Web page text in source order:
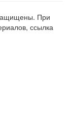
При
ссылка